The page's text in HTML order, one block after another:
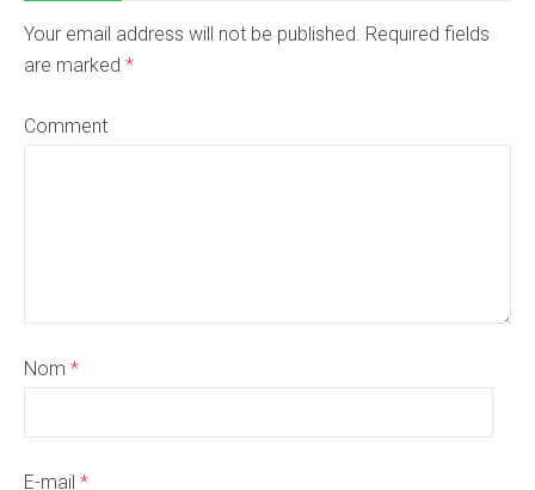
Your email address will not be published. Required fields
are marked *
Comment
Nom *
E-mail *